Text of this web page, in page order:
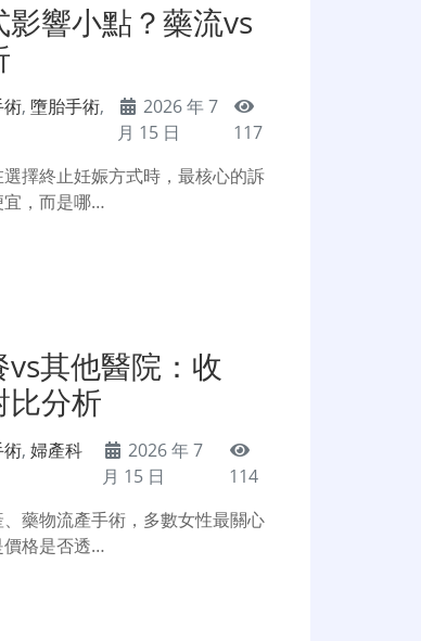
響小點？藥流vs
術,墮胎手術,
2026 年 7
月 15 日
117
擇終止妊娠方式時，最核心的訴
宜，而是哪…
其他醫院：收
比分析
術,婦產科
2026 年 7
月 15 日
114
藥物流產手術，多數女性最關心
價格是否透…